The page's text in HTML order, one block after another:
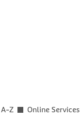
Z Online Services